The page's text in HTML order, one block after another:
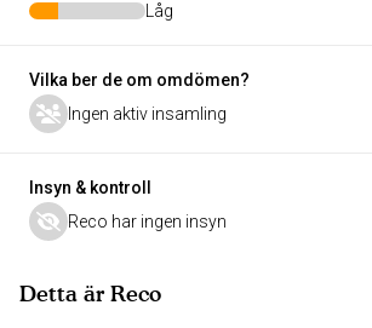
Låg
Vilka ber de om omdömen?
Ingen aktiv insamling
Insyn & kontroll
Reco har ingen insyn
Detta är Reco